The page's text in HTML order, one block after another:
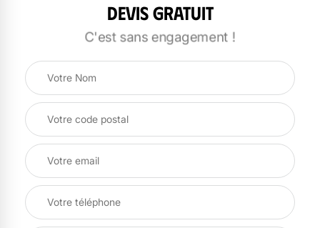
Devis gratuit
C'est sans engagement !